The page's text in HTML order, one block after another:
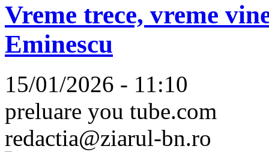
Vreme trece, vreme
Eminescu
15/01/2026 - 11:10
preluare you tube.com
redactia@ziarul-bn.ro